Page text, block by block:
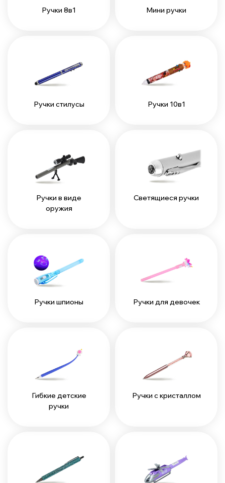
Ручки 8в1 Мини ручки
Ручки стилусы Ручки 10в1
Ручки в виде
оружия
Светящиеся ручки
Ручки шпионы Ручки для девочек
Гибкие детские
ручки
Ручки с кристаллом